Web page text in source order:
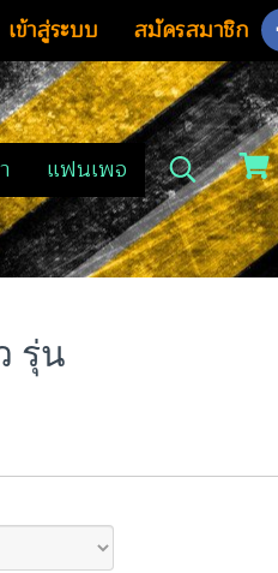
เข้าสู่ระบบ สมัครสมาชิก
แฟนเพจ
รุ่น